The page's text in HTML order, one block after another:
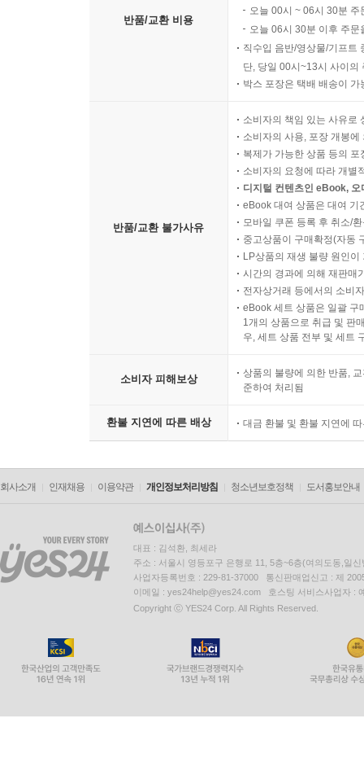
반품/교환 비용
오늘 00시 ~ 06시 30분
오늘 06시 30분 이후 주
직수입 음반/영상물/기프트
단, 당일 00시~13시 사이의
박스 포장은 택배 배송이
반품/교환 불가사유
소비자의 책임 있는 사유로
소비자의 사용, 포장 개봉
복제가 가능한 상품 등의
소비자의 요청에 따라 개별
디지털 컨텐츠인 eBook,
eBook 대여 상품은 대여 기
모바일 쿠폰 등록 후 취소/
중고상품이 구매확정(자동
LP상품의 재생 불량 원인
시간의 경과에 의해 재판매
전자상거래 등에서의 소비
eBook 세트 상품은 일괄 구
1개의 상품으로 취급 및 판
우, 세트 상품 전부 및 세트
소비자 피해보상
상품의 불량에 의한 반품,
준하여 처리됨
환불 지연에 따른 배상 대금 환불 및 환불 지연에
회사소개 인재채용 이용약관 개인정보처리방침 청소년보호정책 도서홍보안내
대표 : 김석환, 최세라
주소 : 서울시 영등포구 은행로 11, 5층~6층(여의도동,일신
사업자등록번호 : 229-81-37000 통신판매업신고 : 제
이메일 : yes24help@yes24.com 호스팅 서비스사업자 :
Copyright ⓒ YES24 Corp. All Rights Reserved.